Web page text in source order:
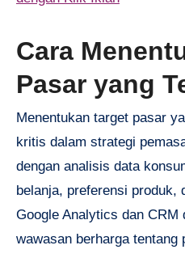
Cara
Pasar yang
Menentukan target pasar
kritis dalam strategi
dengan analisis data
belanja, preferensi produk,
Google Analytics dan CRM
wawasan berharga tentang